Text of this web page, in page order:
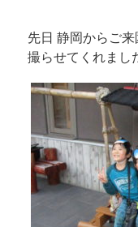
先日 静岡からご
撮らせてくれまし